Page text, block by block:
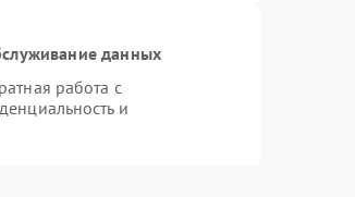
данных
работа с
и